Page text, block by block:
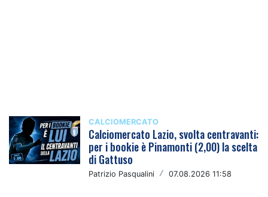
CALCIOMERCATO
Calciomercato Lazio, svolta centravanti:
per i bookie è Pinamonti (2,00) la scelta
di Gattuso
Patrizio Pasqualini / 07.08.2026 11:58